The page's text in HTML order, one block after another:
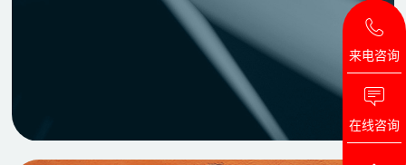
来电咨询
在线咨询